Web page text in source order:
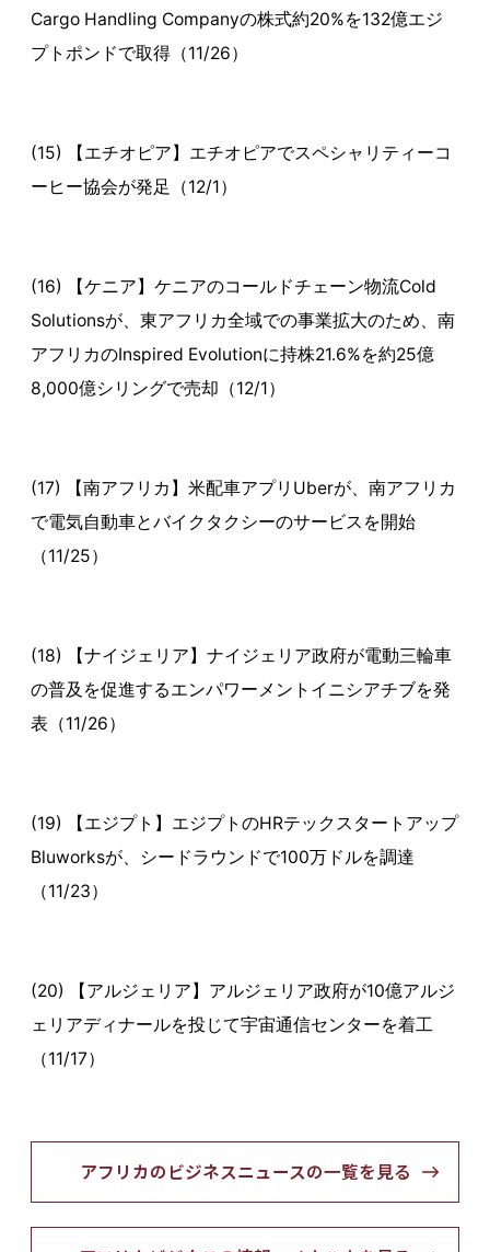
Cargo Handling Companyの株式約20%を132億エジ
プトポンドで取得（11/26）
(15) 【エチオピア】エチオピアでスペシャリティーコ
ーヒー協会が発足（12/1）
(16) 【ケニア】ケニアのコールドチェーン物流Cold
Solutionsが、東アフリカ全域での事業拡大のため、南
アフリカのInspired Evolutionに持株21.6%を約25億
8,000億シリングで売却（12/1）
(17) 【南アフリカ】米配車アプリUberが、南アフリカ
で電気自動車とバイクタクシーのサービスを開始
（11/25）
(18) 【ナイジェリア】ナイジェリア政府が電動三輪車
の普及を促進するエンパワーメントイニシアチブを発
表（11/26）
(19) 【エジプト】エジプトのHRテックスタートアップ
Bluworksが、シードラウンドで100万ドルを調達
（11/23）
(20) 【アルジェリア】アルジェリア政府が10億アルジ
ェリアディナールを投じて宇宙通信センターを着工
（11/17）
アフリカのビジネスニュースの一覧を見る